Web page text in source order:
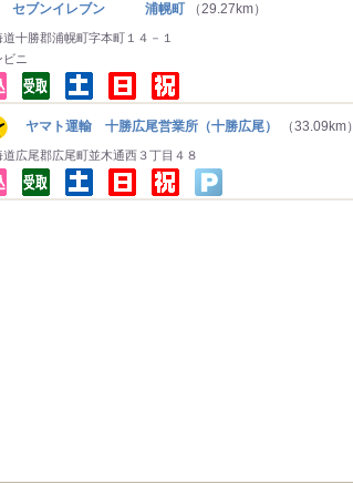
セブンイレブン 浦幌町 （29.27km）
道十勝郡浦幌町字本町１４－１
ビニ
ヤマト運輸 十勝広尾営業所（十勝広尾） （33.09km）
道広尾郡広尾町並木通西３丁目４８